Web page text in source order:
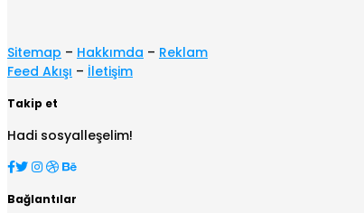
Sitemap – Hakkımda – Reklam
Feed Akışı – İletişim
Takip et
Hadi sosyalleşelim!
Bağlantılar